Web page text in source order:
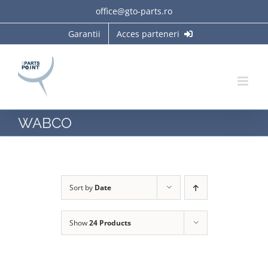
to
office@gto-parts.ro
Garantii
Acces parteneri
WABCO
Sort by Date
Show24 Products